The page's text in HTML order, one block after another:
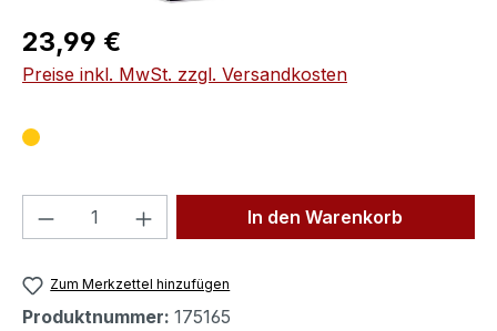
Regulärer Preis:
23,99 €
Preise inkl. MwSt. zzgl. Versandkosten
Produkt Anzahl: Gib denIn den Warenkorb
Zum Merkzettel hinzufügen
Produktnummer: 175165